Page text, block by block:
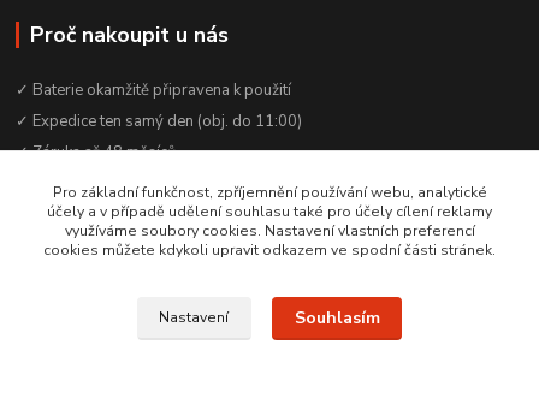
Proč nakoupit u nás
✓ Baterie okamžitě připravena k použití
✓ Expedice ten samý den (obj. do 11:00)
✓ Záruka až 48 měsíců
✓ Odborné poradenství zdarma
✓ Česká rodinná firma od 2012
✓ YouTube kanál s návody a testy baterií
Pro základní funkčnost, zpříjemnění používání webu, analytické
účely a v případě udělení souhlasu také pro účely cílení reklamy
využíváme soubory cookies. Nastavení vlastních preferencí
cookies můžete kdykoli upravit odkazem ve spodní části stránek.
Nastavení Souhlasím